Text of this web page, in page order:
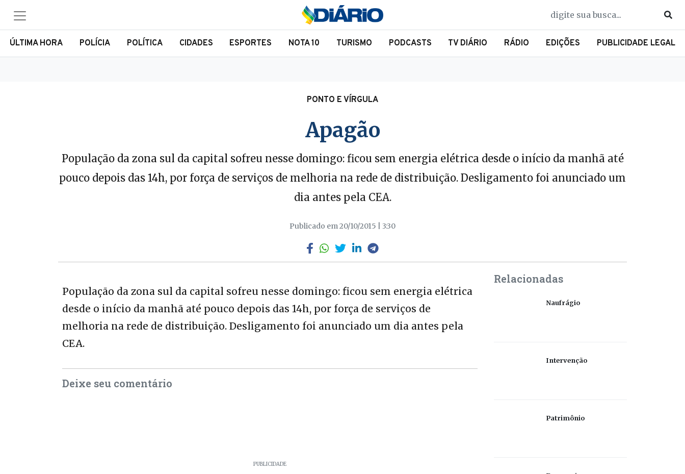
ÚLTIMA HORA POLÍCIA POLÍTICA CIDADES ESPORTES NOTA 10 TURISMO PODCASTS TV DIÁRIO RÁDIO EDIÇÕES PUBLICIDADE LEGAL
PONTO E VÍRGULA
Apagão
População da zona sul da capital sofreu nesse domingo: ficou sem energia elétrica desde o início da manhã até
pouco depois das 14h, por força de serviços de melhoria na rede de distribuição. Desligamento foi anunciado um
dia antes pela CEA.
Publicado em 20/10/2015 | 3:30
População da zona sul da capital sofreu nesse domingo: ficou sem energia elétrica
desde o início da manhã até pouco depois das 14h, por força de serviços de
melhoria na rede de distribuição. Desligamento foi anunciado um dia antes pela
CEA.
Deixe seu comentário
PUBLICIDADE
Relacionadas
Naufrágio
Intervenção
Patrimônio